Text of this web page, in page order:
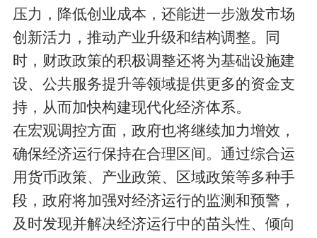
压力，降低创业成本，还能进一步激发市场
创新活力，推动产业升级和结构调整。同
时，财政政策的积极调整还将为基础设施建
设、公共服务提升等领域提供更多的资金支
持，从而加快构建现代化经济体系。
在宏观调控方面，政府也将继续加力增效，
确保经济运行保持在合理区间。通过综合运
用货币政策、产业政策、区域政策等多种手
段，政府将加强对经济运行的监测和预警，
及时发现并解决经济运行中的苗头性、倾向